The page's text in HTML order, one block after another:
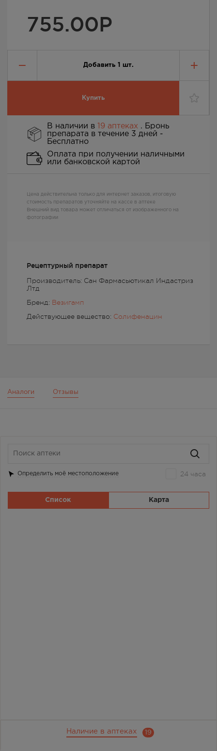
755.00Р
Добавить 1 шт.
Купить
Рецептурный препарат
Производитель: Сан Фармасьютикал Индастриз
Лтд
Бренд: Везигамп
Действующее вещество: Солифенацин
В наличии в 19 аптеках . Бронь
препарата в течение 3 дней -
Бесплатно
Оплата при получении наличными
или банковской картой
Цена действительна только для интернет заказов, итоговую
стоимость препаратов уточняйте на кассе в аптеке
Внешний вид товара может отличаться от изображенного на
фотографии
Аналоги Отзывы
Наличие в аптеках 19
Определить моё местоположение 24 часа
Список Карта